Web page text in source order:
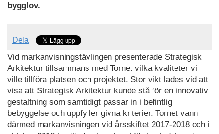
bygglov.
Dela
Vid markanvisningstävlingen presenterade Strategisk
Arkitektur tillsammans med Tornet vilka kvaliteter vi
ville tillföra platsen och projektet. Stor vikt lades vid att
visa att Strategisk Arkitektur kunde stå för en innovativ
gestaltning som samtidigt passar in i befintlig
bebyggelse och uppfyller givna kriterier. Tornet vann
därmed markanvisningen vid årsskiftet 2017-2018 och i